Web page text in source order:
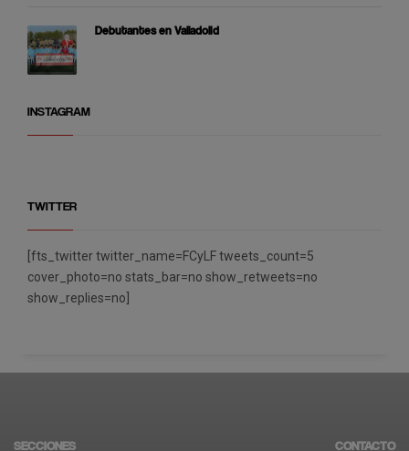
Debutantes en Valladolid
INSTAGRAM
TWITTER
[fts_twitter twitter_name=FCyLF tweets_count=5
cover_photo=no stats_bar=no show_retweets=no
show_replies=no]
SECCIONES CONTACTO